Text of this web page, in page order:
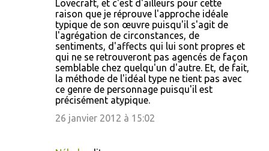
Lovecraft, et c'est d'ailleurs pour cette
raison que je réprouve l'approche idéale
typique de son œuvre puisqu'il s'agit de
l'agrégation de circonstances, de
sentiments, d'affects qui lui sont propres et
qui ne se retrouveront pas agencés de façon
semblable chez quelqu'un d'autre. Et, de fait,
la méthode de l'idéal type ne tient pas avec
ce genre de personnage puisqu'il est
précisément atypique.
26 janvier 2012 à 15:02